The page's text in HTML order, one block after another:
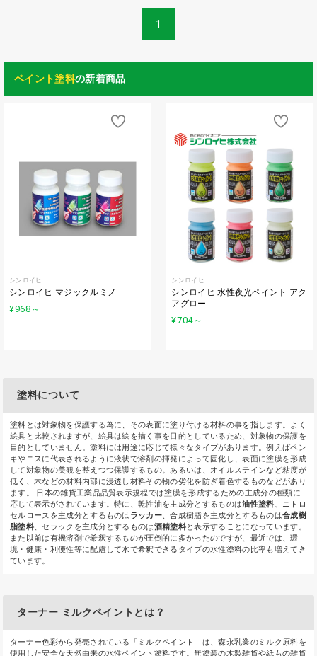
1
ペイント塗料の新着商品
シンロイヒ
シンロイヒ マジックルミノ
¥968 ～
シンロイヒ
シンロイヒ 水性夜光ペイント アク
アグロー
¥704～
塗料について
塗料とは対象物を保護する為に、その表面に塗り付ける材料の事を指します。よく
絵具と比較されますが、絵具は絵を描く事を目的としているため、対象物の保護を
目的としていません。塗料には用途に応じて様々なタイプがあります。例えばペン
キやニスに代表されるように液状で溶剤の揮発によって固化し、表面に塗膜を形成
して対象物の美観を整えつつ保護するもの。あるいは、オイルステインなど粘度が
低く、木などの材料内部に浸透し材料その物の劣化を防ぎ着色するものなどがあり
ます。 日本の雑貨工業品品質表示規程では塗膜を形成するための主成分の種類に
応じて表示がされています。特に、乾性油を主成分とするものは油性塗料、ニトロ
セルロースを主成分とするものは ラッカー、合成樹脂を主成分とするものは合成樹
脂塗料、セラックを主成分とするものは酒精塗料と表示することになっています。
また以前は有機溶剤で希釈するものが圧倒的に多かったのですが、最近では、環
境・健康・利便性等に配慮して水で希釈できるタイプの水性塗料の比率も増えてき
ています。
ターナー ミルクペイントとは？
ターナー色彩から発売されている「ミルクペイント」は、森永乳業のミルク原料を
使用した安全な天然由来の水性ペイント塗料です。無塗装の木製雑貨や紙もの雑貨